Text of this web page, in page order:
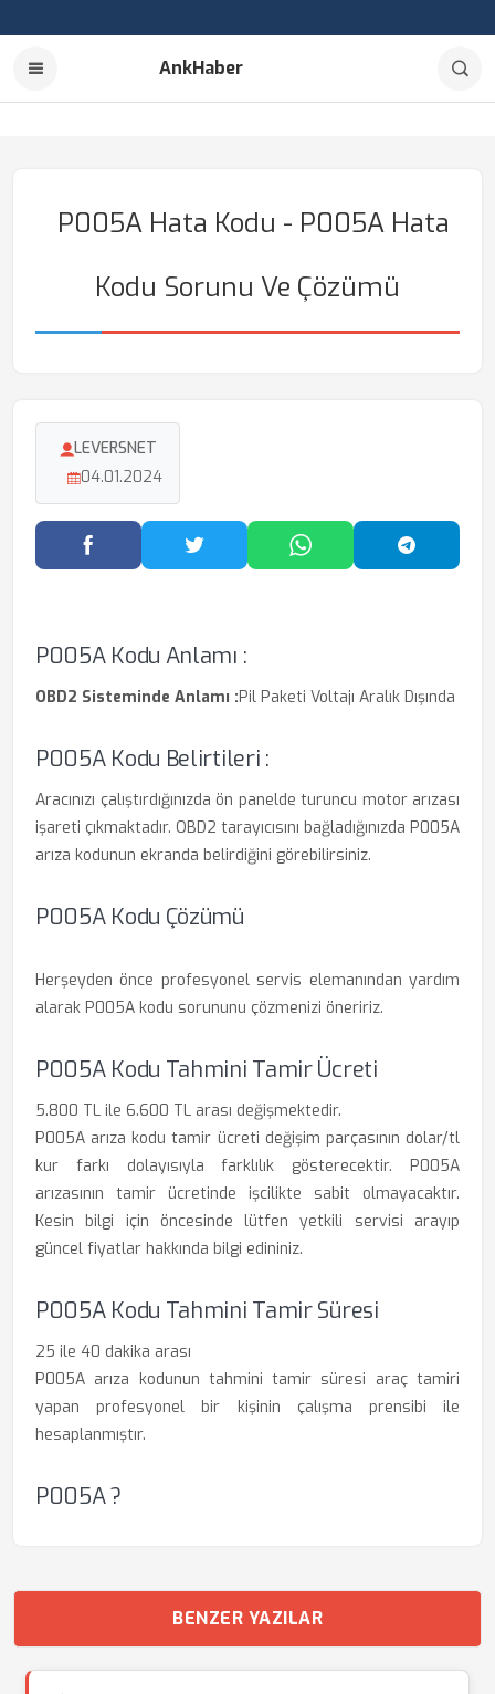
AnkHaber
P005A Hata Kodu - P005A Hata
Kodu Sorunu Ve Çözümü
LEVERSNET
04.01.2024
Facebook'ta PaylaşTwitter'da PaylaşWhatsApp'ta Paylaş
P005A Kodu Anlamı :
OBD2 Sisteminde Anlamı :Pil Paketi Voltajı Aralık Dışında
P005A Kodu Belirtileri :
Aracınızı çalıştırdığınızda ön panelde turuncu motor arızası
işareti çıkmaktadır. OBD2 tarayıcısını bağladığınızda P005A
arıza kodunun ekranda belirdiğini görebilirsiniz.
P005A Kodu Çözümü
Herşeyden önce profesyonel servis elemanından yardım
alarak P005A kodu sorununu çözmenizi öneririz.
P005A Kodu Tahmini Tamir Ücreti
5.800 TL ile 6.600 TL arası değişmektedir.
P005A arıza kodu tamir ücreti değişim parçasının dolar/tl
kur farkı dolayısıyla farklılık gösterecektir. P005A
arızasının tamir ücretinde işcilikte sabit olmayacaktır.
Kesin bilgi için öncesinde lütfen yetkili servisi arayıp
güncel fiyatlar hakkında bilgi edininiz.
P005A Kodu Tahmini Tamir Süresi
25 ile 40 dakika arası
P005A arıza kodunun tahmini tamir süresi araç tamiri
yapan profesyonel bir kişinin çalışma prensibi ile
hesaplanmıştır.
P005A ?
BENZER YAZILAR